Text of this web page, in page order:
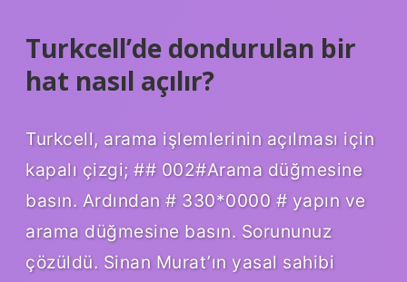
Turkcell’de dondurulan bir
hat nasıl açılır?
Turkcell, arama işlemlerinin açılması için
kapalı çizgi; ## 002#Arama düğmesine
basın. Ardından # 330*0000 # yapın ve
arama düğmesine basın. Sorununuz
çözüldü. Sinan Murat’ın yasal sahibi